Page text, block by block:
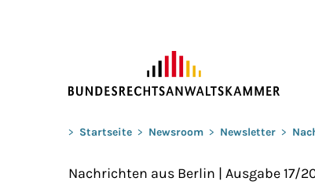
Sie befinden sich hier:
> Startseite > Newsroom > Newsletter >
Nachrichten aus Berlin | Ausgabe 17/